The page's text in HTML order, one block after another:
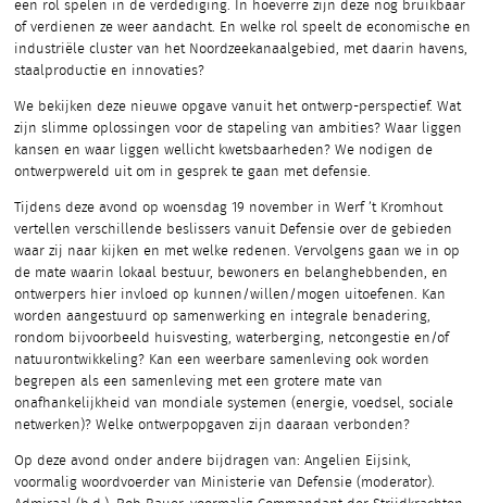
een rol spelen in de verdediging. In hoeverre zijn deze nog bruikbaar
of verdienen ze weer aandacht. En welke rol speelt de economische en
industriële cluster van het Noordzeekanaalgebied, met daarin havens,
staalproductie en innovaties?
We bekijken deze nieuwe opgave vanuit het ontwerp-perspectief. Wat
zijn slimme oplossingen voor de stapeling van ambities? Waar liggen
kansen en waar liggen wellicht kwetsbaarheden? We nodigen de
ontwerpwereld uit om in gesprek te gaan met defensie.
Tijdens deze avond op woensdag 19 november in Werf ’t Kromhout
vertellen verschillende beslissers vanuit Defensie over de gebieden
waar zij naar kijken en met welke redenen. Vervolgens gaan we in op
de mate waarin lokaal bestuur, bewoners en belanghebbenden, en
ontwerpers hier invloed op kunnen/willen/mogen uitoefenen. Kan
worden aangestuurd op samenwerking en integrale benadering,
rondom bijvoorbeeld huisvesting, waterberging, netcongestie en/of
natuurontwikkeling? Kan een weerbare samenleving ook worden
begrepen als een samenleving met een grotere mate van
onafhankelijkheid van mondiale systemen (energie, voedsel, sociale
netwerken)? Welke ontwerpopgaven zijn daaraan verbonden?
Op deze avond onder andere bijdragen van: Angelien Eijsink,
voormalig woordvoerder van Ministerie van Defensie (moderator).